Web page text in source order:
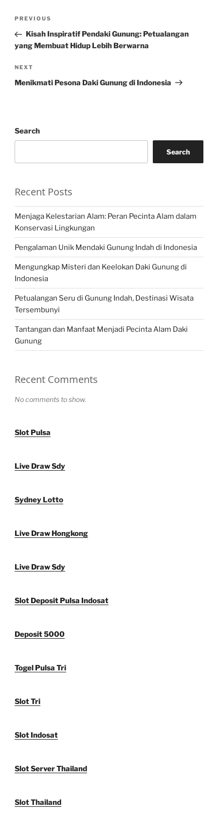
Previous
Post
PREVIOUS
Kisah Inspiratif Pendaki Gunung: Petualangan
yang Membuat Hidup Lebih Berwarna
Next
Post
NEXT
Menikmati Pesona Daki Gunung di Indonesia
Search
Search
Recent Posts
Menjaga Kelestarian Alam: Peran Pecinta Alam dalam
Konservasi Lingkungan
Pengalaman Unik Mendaki Gunung Indah di Indonesia
Mengungkap Misteri dan Keelokan Daki Gunung di
Indonesia
Petualangan Seru di Gunung Indah, Destinasi Wisata
Tersembunyi
Tantangan dan Manfaat Menjadi Pecinta Alam Daki
Gunung
Recent Comments
No comments to show.
Slot Pulsa
Live Draw Sdy
Sydney Lotto
Live Draw Hongkong
Live Draw Sdy
Slot Deposit Pulsa Indosat
Deposit 5000
Togel Pulsa Tri
Slot Tri
Slot Indosat
Slot Server Thailand
Slot Thailand